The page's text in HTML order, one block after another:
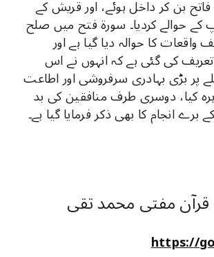
بن کر داخل ہوئے، اور قریش کے
کے حوالے کردیا۔ سورة فتح میں صلح
کا حوالہ دیا گیا ہے اور
کی گئی ہے کہ انہوں نے اس
پر بڑی بہادری سرفروشی اور اطاعت
کیا، دوسری طرف منافقین کی بد
برے انجام کا بھی ذکر فرمایا گیا ہے۔
مفتی محمد تقی
https://